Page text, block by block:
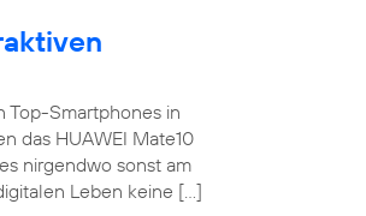
Top-Smartphones in
das HUAWEI Mate10
nirgendwo sonst am
Leben keine […]